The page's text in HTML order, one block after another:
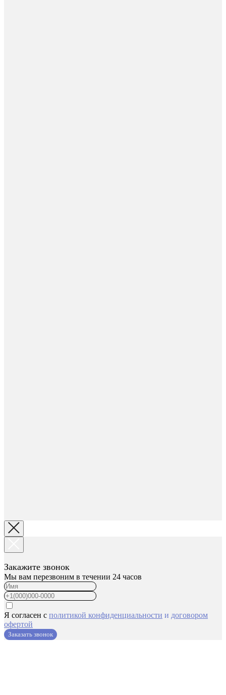
Закажите звонок
Мы вам перезвоним в течении 24 часов
Я согласен с политикой конфиденциальности и договором
офертой
Заказать звонок